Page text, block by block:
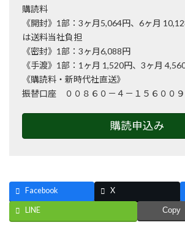
購読料
《開封》1部：3ヶ月5,064円、6ヶ月
は送料当社負担
《密封》1部：3ヶ月6,088円
《手渡》1部：1ヶ月 1,520円、3ヶ月
《購読料・新時代社直送》
振替口座 ００８６０－４－１５６００
購読申込み
Facebook X
LINE Copy